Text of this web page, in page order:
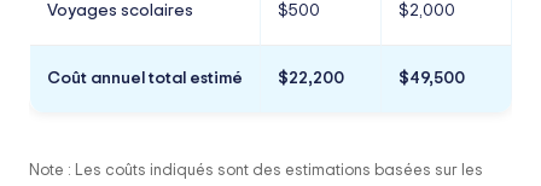
Voyages scolaires $500 $2,000
Coût annuel total estimé $22,200 $49,500
Note : Les coûts indiqués sont des estimations basées sur les